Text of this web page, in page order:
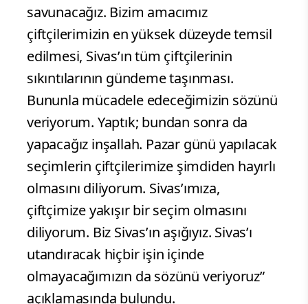
savunacağız. Bizim amacımız
çiftçilerimizin en yüksek düzeyde temsil
edilmesi, Sivas’ın tüm çiftçilerinin
sıkıntılarının gündeme taşınması.
Bununla mücadele edeceğimizin sözünü
veriyorum. Yaptık; bundan sonra da
yapacağız inşallah. Pazar günü yapılacak
seçimlerin çiftçilerimize şimdiden hayırlı
olmasını diliyorum. Sivas’ımıza,
çiftçimize yakışır bir seçim olmasını
diliyorum. Biz Sivas’ın aşığıyız. Sivas’ı
utandıracak hiçbir işin içinde
olmayacağımızın da sözünü veriyoruz”
açıklamasında bulundu.